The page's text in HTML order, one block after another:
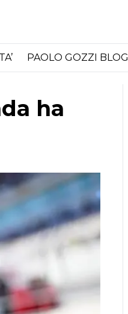
PAOLO GOZZI BLOG
ha